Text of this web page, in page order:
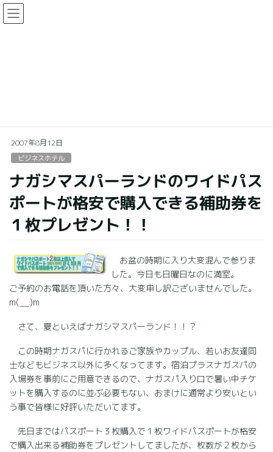
コ
ン
ナ
ビ
2007年8月12日
ビジネスホテル
ナガシマスパーランドのワイドパス
ポートが格安で購入できる補助券を
１枚プレゼント！！
お盆の時期に入り大変混んで参りま
した。今日も日曜日なのに満室。
ご予約のお電話を頂いた方々、大変申し訳ございませんでした。
m(__)m
さて、夏といえばナガシマスパーランド！！？
この時期ナガスパに行かれるご家族やカップル、若いお友達同
士などもビジネス以外に多くなってます。宿泊プラスナガスパの
入場券を事前にご用意できるので、ナガスパ入り口で暑い中チケ
ットを購入するのに並ぶ必要もない、おまけに通常より安いとい
う事で皆様に好評いただいてます。
先日まではパスポート３枚購入で１枚ワイドパスポートが格安
で購入出来る補助券をプレゼントしてましたが、枚数が２枚から